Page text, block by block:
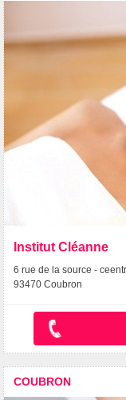
Institut Cléanne
6 rue de la source -
93470 Coubron
COUBRON